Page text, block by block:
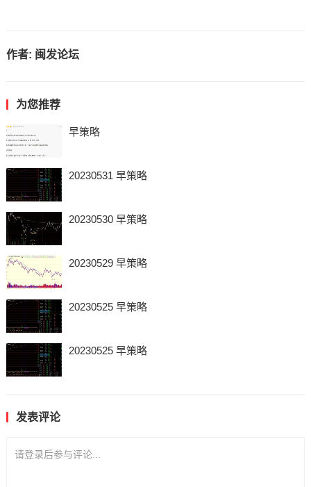
作者: 闽发论坛
为您推荐
早策略
20230531 早策略
20230530 早策略
20230529 早策略
20230525 早策略
20230525 早策略
发表评论
请登录后参与评论...